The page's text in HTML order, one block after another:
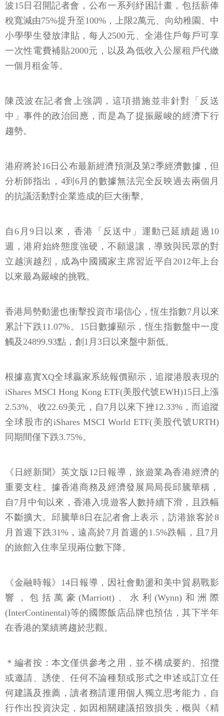
波15日召開記者會，公布一系列紓困計畫，包括薪俸
稅寬減由75%提升至100%，上限2萬元、向幼稚園、中
小學學生發放津貼，每人2500元、全港住戶每戶可享
一次性電費補貼2000元，以及為低收入公屋租戶代繳
一個月租金等。
陳茂波在記者會上強調，這項措施並非針對「反送
中」事件的政治回應，而是為了提振嚴峻的經濟下行
趨勢。
港府將於16日公布最新經濟預測及第2季經濟數據，但
分析師指出，4到6月的數據無法完全反映過去兩個月
的抗議活動對企業造成的巨大衝擊。
自6月9日以來，香港「反送中」運動已延續超過10
週，港府始終態度強硬，不願退讓，導致與民眾的對
立越演越烈，成為中國國家主席習近平自2012年上台
以來最為嚴峻的挑戰。
香港局勢動盪也衝擊投資市場信心，恆生指數7月以來
累計下跌11.07%。15日數據顯示，恆生指數盤中一度
觸及24899.93點，創1月3日以來盤中新低。
根據嘉實XQ全球贏家系統報價顯示，追蹤港股表現的
iShares MSCI Hong Kong ETF(美股代號EWH)15日上漲
2.53%、收22.69美元，自7月以來下挫12.33%，而追蹤
全球股市的iShares MSCI World ETF(美股代號URTH)
同期間僅下跌3.75%。
《日經新聞》英文版12日報導，旅遊業為香港經濟的
重要支柱。據香港商務及經濟發展局局長邱騰華稱，
自7月中旬以來，香港入境遊客人數持續下滑，且跌幅
不斷擴大。邱騰華8日在記者會上表示，訪港旅客於8
月首週下跌31%，遠高於7月首週的1.5%跌幅，且7月
的旅館入住率呈現兩位數下降。
《金融時報》14日報導，因社會動盪和美中貿易戰影
響，包括萬豪(Marriott)、永利(Wynn)和洲際
(InterContinental)等的國際飯店品牌也預估，其下半年
在香港的業績將趨於悲觀。
＊編者按：本文僅供參考之用，並不構成要約、招攬
或邀請、誘使、任何不論種類或形式之申述或訂立任
何建議及推薦，讀者務請運用個人獨立思考能力，自
行作出投資決定，如因相關建議招致損失，概與《精